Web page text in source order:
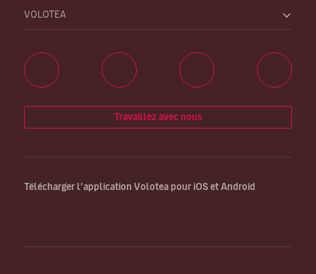
VOLOTEA
Travaillez avec nous
Télécharger l’application Volotea pour iOS et Android